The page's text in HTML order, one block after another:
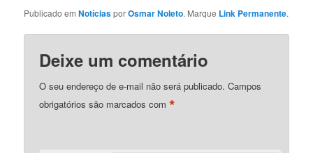
Publicado emNotíciasporOsmar Noleto. Marque Link Permanente.
Deixe um comentário
O seu endereço de e-mail não será publicado. Campos
obrigatórios são marcados com*